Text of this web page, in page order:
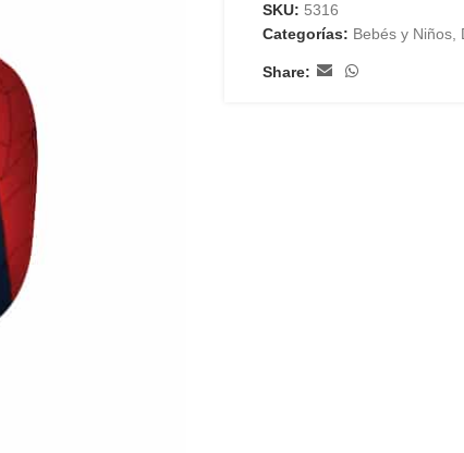
SKU: 5316
Categorías: Bebés y Niños,
Share: